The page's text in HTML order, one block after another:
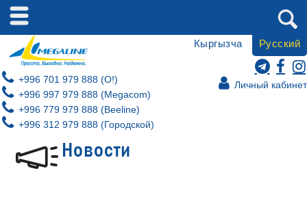
Личный кабинет
+996 701 979 888 (O!)
+996 997 979 888 (Megacom)
+996 779 979 888 (Beeline)
+996 312 979 888 (Городской)
Кыргызча Русский
Новости